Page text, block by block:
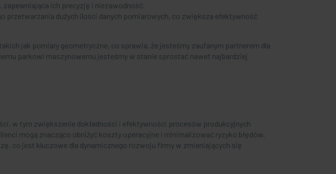
ich precyzję i niezawodność.
przetwarzania dużych ilości danych pomiarowych, co zwiększa efektywność
jak pomiary geometryczne, co sprawia, że jesteśmy zaufanym partnerem dla
parkowi maszynowemu jesteśmy w stanie sprostać nawet najbardziej
w tym zwiększenie dokładności i efektywności procesów produkcyjnych
mogą znacząco obniżyć koszty operacyjne i minimalizować ryzyko błędów.
co jest kluczowe dla dynamicznego rozwoju firmy w zmieniających się